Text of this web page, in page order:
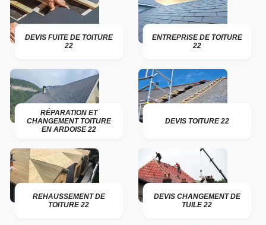
DEVIS FUITE DE TOITURE
22
ENTREPRISE DE TOITURE
22
RÉPARATION ET
CHANGEMENT TOITURE
EN ARDOISE 22
DEVIS TOITURE 22
REHAUSSEMENT DE
TOITURE 22
DEVIS CHANGEMENT DE
TUILE 22